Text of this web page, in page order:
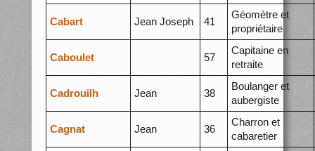
Cabart Jean Joseph 41
Géomètre et
propriétaire
Caboulet 57
Capitaine en
retraite
Cadrouilh Jean 38
Boulanger et
aubergiste
Cagnat Jean 36
Charron et
cabaretier